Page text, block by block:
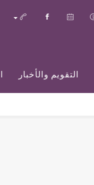
التقويم والأخبار